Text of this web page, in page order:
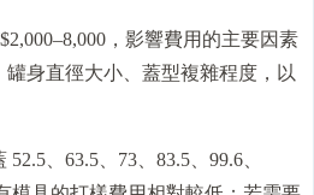
，影響費用的主要因素
身直徑大小、蓋型複雜程度，以
、63.5、73、83.5、99.6、